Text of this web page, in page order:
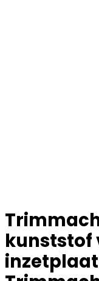
kunststof